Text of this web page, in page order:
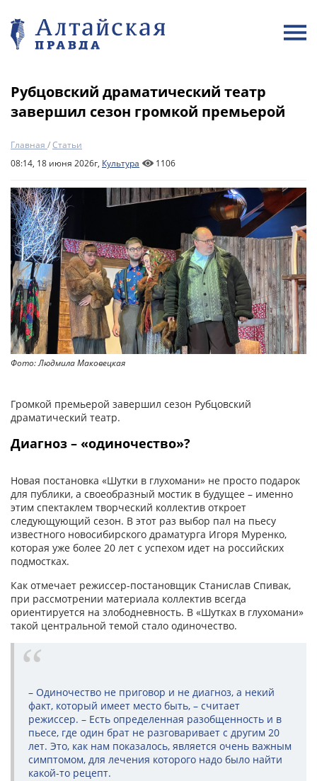
Рубцовский драматический театр
завершил сезон громкой премьерой
Главная /Статьи
08:14, 18 июня 2026г, Культура 1106
Фото: Людмила Маковецкая
Громкой премьерой завершил сезон Рубцовский
драматический театр.
Диагноз – «одиночество»?
Новая постановка «Шутки в глухомани» не просто подарок
для публики, а своеобразный мостик в будущее – именно
этим спектаклем творческий коллектив откроет
следующую­щий сезон. В этот раз выбор пал на пьесу
известного новосибирского драматурга Игоря Муренко,
которая уже более 20 лет с успехом идет на российских
подмостках.
Как отмечает режиссер-постановщик Станислав Спивак,
при рассмотрении материала коллектив всегда
ориентируется на злободневность. В «Шутках в глухомани»
такой центральной темой стало одиночество.
– Одиночество не приговор и не диагноз, а некий
факт, который имеет место быть, – считает
режиссер. – Есть определенная разобщенность и в
пьесе, где один брат не разговаривает с другим 20
лет. Это, как нам показалось, является очень важным
симптомом, для лечения которого надо было найти
какой-то рецепт.